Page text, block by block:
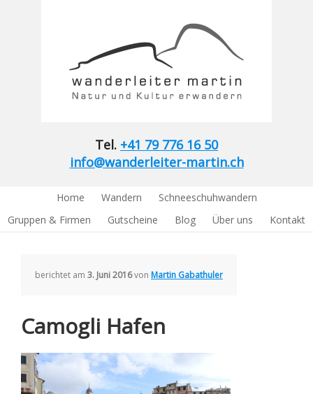
Tel. +41 79 776 16 50
info@wanderleiter-martin.ch
Home Wandern
Schneeschuhwandern
Gruppen & Firmen
Gutscheine Blog Über uns Kontakt
berichtet am 3. Juni 2016von Martin Gabathuler
Camogli Hafen